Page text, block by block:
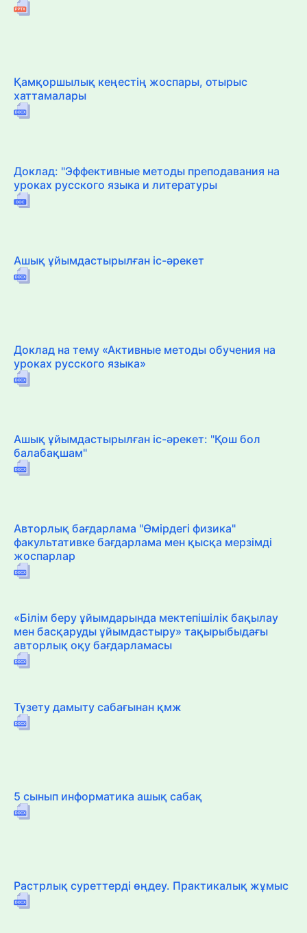
Қамқоршылық кеңестің жоспары, отырыс
хаттамалары
Доклад: "Эффективные методы преподавания на
уроках русского языка и литературы
Ашық ұйымдастырылған іс-әрекет
Доклад на тему «Активные методы обучения на
уроках русского языка»
Ашық ұйымдастырылған іс-әрекет: "Қош бол
балабақшам"
Авторлық бағдарлама "Өмірдегі физика"
факультативке бағдарлама мен қысқа мерзімді
жоспарлар
«Білім беру ұйымдарында мектепішілік бақылау
мен басқаруды ұйымдастыру» тақырыбыдағы
авторлық оқу бағдарламасы
Түзету дамыту сабағынан қмж
5 сынып информатика ашық сабақ
Растрлық суреттерді өңдеу. Практикалық жұмыс